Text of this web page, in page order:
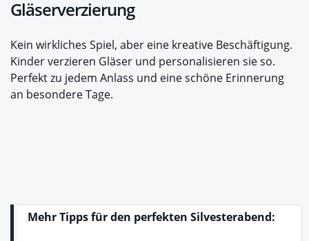
Gläserverzierung
Kein wirkliches Spiel, aber eine kreative Beschäftigung.
Kinder verzieren Gläser und personalisieren sie so.
Perfekt zu jedem Anlass und eine schöne Erinnerung
an besondere Tage.
Mehr Tipps für den perfekten Silvesterabend: